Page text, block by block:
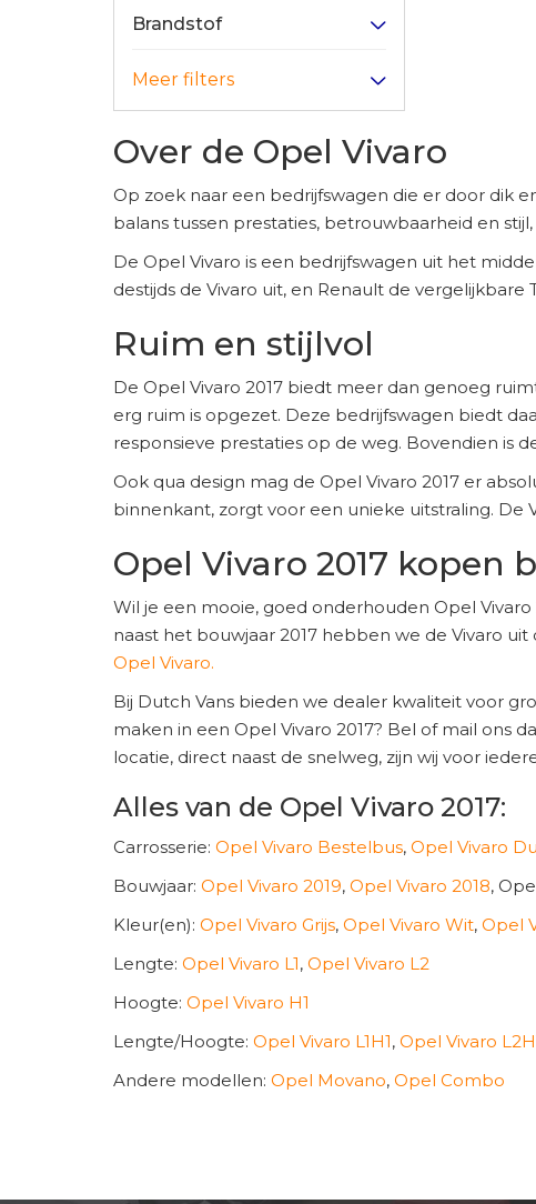
Brandstof
Meer filters
Over de Opel Vivaro
Op zoek naar een bedrijfswagen die er door dik
balans tussen prestaties, betrouwbaarheid en
De Opel Vivaro is een bedrijfswagen uit het
destijds de Vivaro uit, en Renault de
Ruim en stijlvol
De Opel Vivaro 2017 biedt meer dan genoeg
erg ruim is opgezet. Deze bedrijfswagen biedt
responsieve prestaties op de weg. Bovendien is
Ook qua design mag de Opel Vivaro 2017 er
binnenkant, zorgt voor een unieke uitstraling. De
Opel Vivaro 2017 kopen
Wil je een mooie, goed onderhouden Opel
naast het bouwjaar 2017 hebben we de Vivaro
Opel Vivaro.
Bij Dutch Vans bieden we dealer kwaliteit voor
maken in een Opel Vivaro 2017? Bel of mail ons
locatie, direct naast de snelweg, zijn wij voor
Alles van de Opel Vivaro 2017:
Carrosserie: Opel Vivaro Bestelbus, Opel Vivaro
Bouwjaar: Opel Vivaro 2019, Opel Vivaro 2018,
Kleur(en): Opel Vivaro Grijs, Opel Vivaro Wit, Opel
Lengte: Opel Vivaro L1, Opel Vivaro L2
Hoogte: Opel Vivaro H1
Lengte/Hoogte: Opel Vivaro L1H1, Opel Vivaro
Andere modellen: Opel Movano, Opel Combo